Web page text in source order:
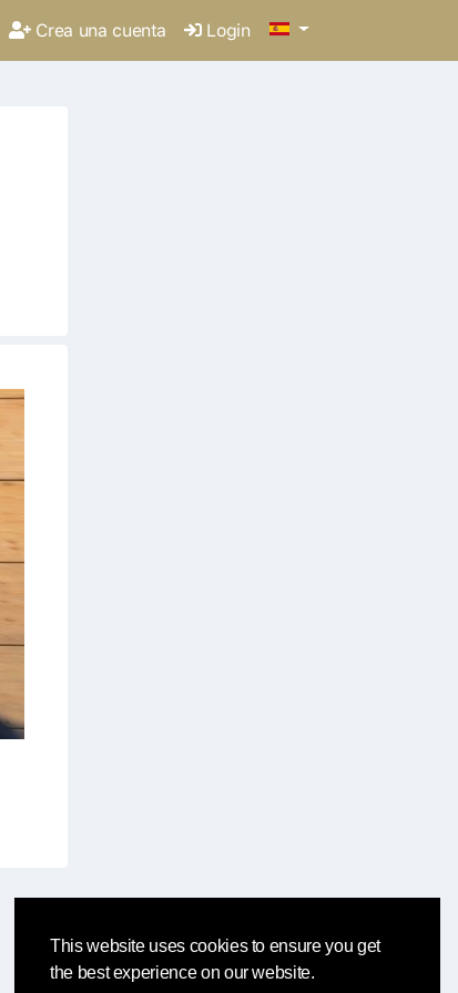
This website uses cookies to ensure you get
the best experience on our website.
Crea una cuenta Login